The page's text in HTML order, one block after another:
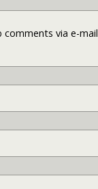
via e-mail